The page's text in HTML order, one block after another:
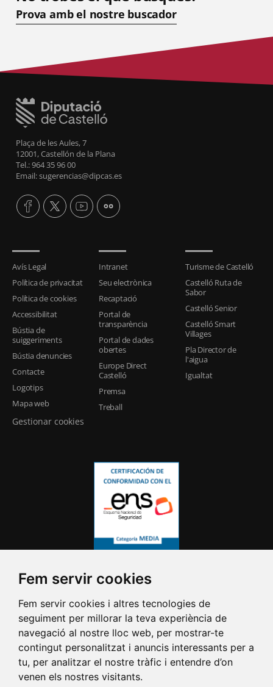
Fem servir cookies
Fem servir cookies i altres tecnologies de
seguiment per millorar la teva experiència de
navegació al nostre lloc web, per mostrar-te
contingut personalitzat i anuncis interessants per a
tu, per analitzar el nostre tràfic i entendre d’on
venen els nostres visitants.
Prova amb el nostre buscador
Plaça de les Aules, 7
12001, Castellón de la Plana
Tel.: 964 35 96 00
Email: sugerencias@dipcas.es
Avís Legal
Política de privacitat
Política de cookies
Accessibilitat
Bústia de
suiggeriments
Bústia denuncies
Contacte
Logotips
Mapa web
Gestionar cookies
Intranet
Seu electrònica
Recaptació
Portal de
transparència
Portal de dades
obertes
Europe Direct
Castelló
Premsa
Treball
Turisme de Castelló
Castelló Ruta de
Sabor
Castelló Senior
Castelló Smart
Villages
Pla Director de
l'aigua
Igualtat